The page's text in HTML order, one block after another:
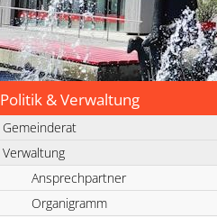
Politik & Verwaltung
Gemeinderat
Verwaltung
Ansprechpartner
Organigramm